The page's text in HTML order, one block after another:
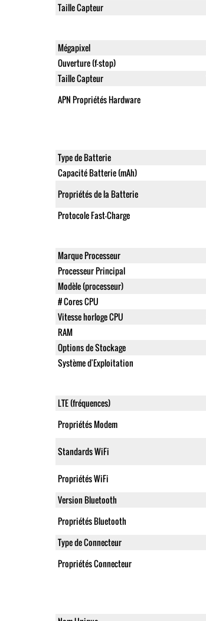
Taille Capteur
Mégapixel
Ouverture (f-stop)
Taille Capteur
APN Propriétés Hardware
Type de Batterie
Capacité Batterie (mAh)
Propriétés de la Batterie
Protocole Fast-Charge
Marque Processeur
Processeur Principal
Modèle (processeur)
# Cores CPU
Vitesse horloge CPU
RAM
Options de Stockage
Système d'Exploitation
LTE (fréquences)
Propriétés Modem
Standards WiFi
Propriétés WiFi
Version Bluetooth
Propriétés Bluetooth
Type de Connecteur
Propriétés Connecteur